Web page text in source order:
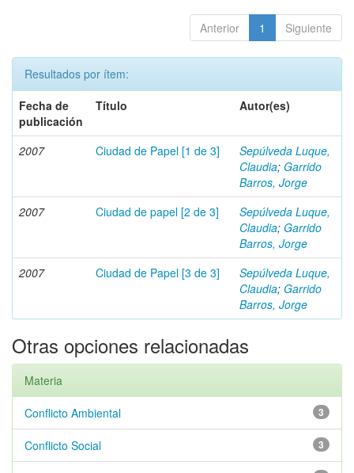
Anterior 1 Siguiente
Resultados por ítem:
Fecha de
publicación
Título Autor(es)
2007 Ciudad de Papel [1 de 3]
Sepúlveda Luque,
Claudia; Garrido
Barros, Jorge
2007
Ciudad de papel [2 de 3]
Sepúlveda Luque,
Claudia; Garrido
Barros, Jorge
2007
Ciudad de Papel [3 de 3]
Sepúlveda Luque,
Claudia; Garrido
Barros, Jorge
Otras opciones relacionadas
Materia
3
Conflicto Ambiental
3
Conflicto Social